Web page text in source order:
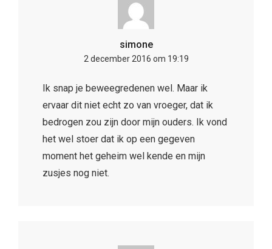
simone
2 december 2016 om 19:19
Ik snap je beweegredenen wel. Maar ik
ervaar dit niet echt zo van vroeger, dat ik
bedrogen zou zijn door mijn ouders. Ik vond
het wel stoer dat ik op een gegeven
moment het geheim wel kende en mijn
zusjes nog niet.